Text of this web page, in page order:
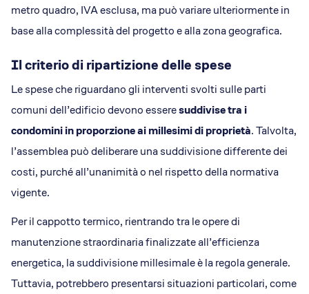
metro quadro, IVA esclusa, ma può variare ulteriormente in
base alla complessità del progetto e alla zona geografica.
Il criterio di ripartizione delle spese
Le spese che riguardano gli interventi svolti sulle parti
comuni dell’edificio devono esseresuddivise tra i
condomini in proporzione ai millesimi di proprietà. Talvolta,
l’assemblea può deliberare una suddivisione differente dei
costi, purché all’unanimità o nel rispetto della normativa
vigente.
Per il cappotto termico, rientrando tra le opere di
manutenzione straordinaria finalizzate all’efficienza
energetica, la suddivisione millesimale è la regola generale.
Tuttavia, potrebbero presentarsi situazioni particolari, come